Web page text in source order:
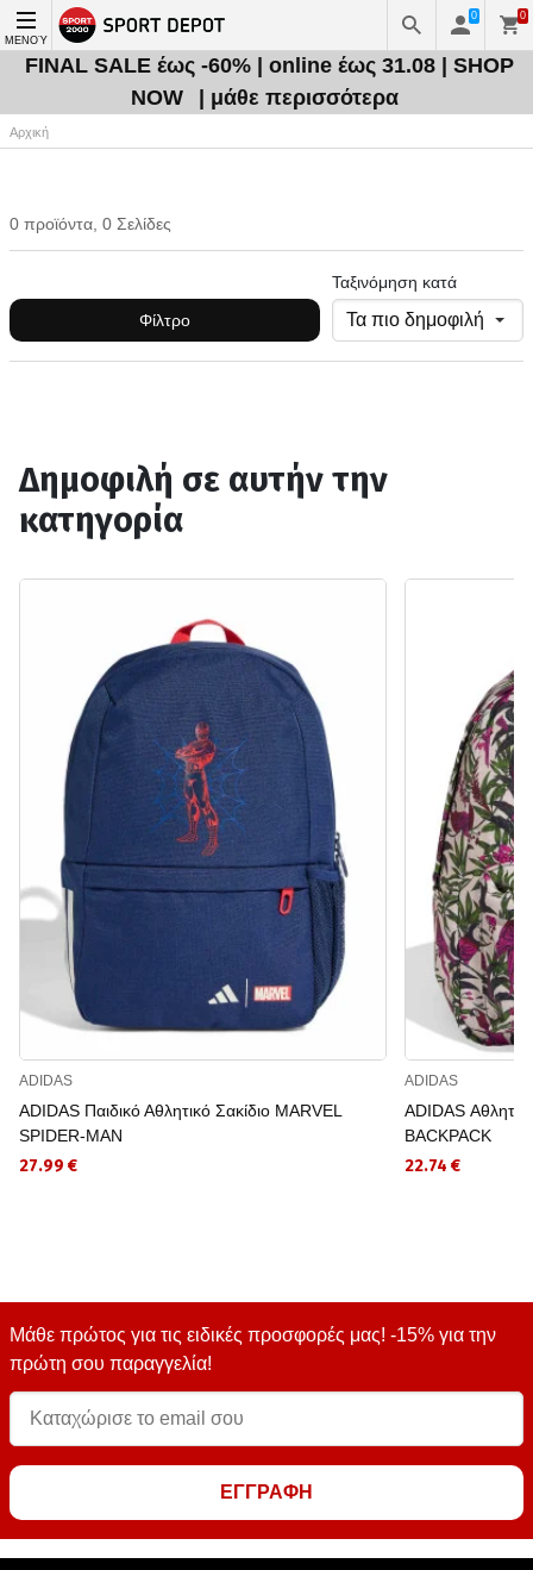
ΜΕΝΟΎ
0 0
FINAL SALE έως -60% | online έως 31.08 | SHOP
NOW
| μάθε περισσότερα
Αρχική
0 προϊόντα, 0 Σελίδες
Φίλτρο
Ταξινόμηση κατά
Δημοφιλή σε αυτήν την
κατηγορία
ADIDAS
ADIDAS Παιδικό Αθλητικό Σακίδιο MARVEL
SPIDER-MAN
27.99 €
ADIDAS
ADIDAS
BACKPACK
22.74 €
Μάθε πρώτος για τις ειδικές προσφορές μας! -15% για την
πρώτη σου παραγγελία!
ΕΓΓΡΑΦΗ